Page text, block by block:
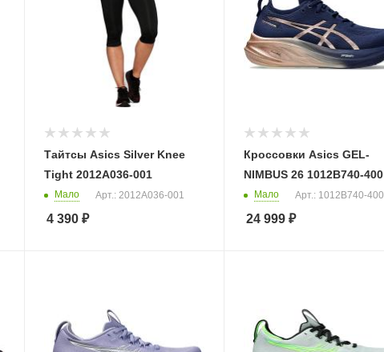
Тайтсы Asics Silver Knee
Tight 2012A036-001
Мало Арт.: 2012A036-001
4 390 ₽
Кроссовки Asics GEL-
NIMBUS 26 1012B740-400
Мало Арт.: 1012B740-400
24 999₽